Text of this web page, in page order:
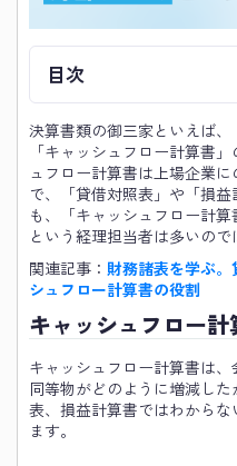
目次
決算書類の御三家といえば、
「キャッシュフロー計算書
ュフロー計算書は上場企業
で、「貸借対照表」や「損
も、「キャッシュフロー計算
という経理担当者は多いので
関連記事： 財務諸表を学ぶ
シュフロー計算書の役割
キャッシュフロー計
キャッシュフロー計算書は
同等物がどのように増減し
表、損益計算書ではわから
ます。